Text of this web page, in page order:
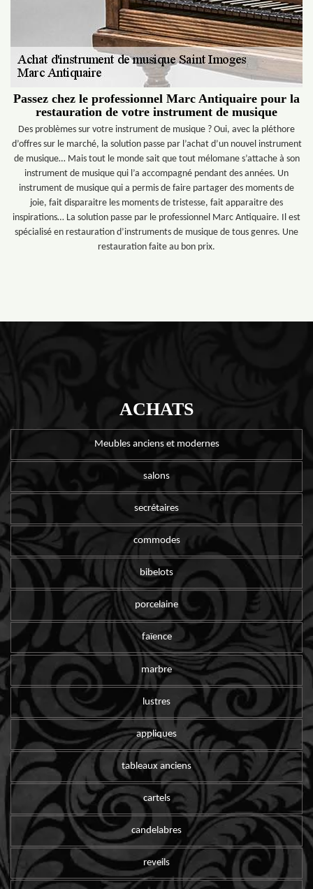
Passez chez le professionnel Marc Antiquaire pour la
restauration de votre instrument de musique
Des problèmes sur votre instrument de musique ? Oui, avec la pléthore
d’offres sur le marché, la solution passe par l’achat d’un nouvel instrument
de musique… Mais tout le monde sait que tout mélomane s’attache à son
instrument de musique qui l’a accompagné pendant des années. Un
instrument de musique qui a permis de faire partager des moments de
joie, fait disparaitre les moments de tristesse, fait apparaitre des
inspirations… La solution passe par le professionnel Marc Antiquaire. Il est
spécialisé en restauration d’instruments de musique de tous genres. Une
restauration faite au bon prix.
ACHATS
Meubles anciens et modernes
salons
secrétaires
commodes
bibelots
porcelaine
faïence
marbre
lustres
appliques
tableaux anciens
cartels
candelabres
reveils